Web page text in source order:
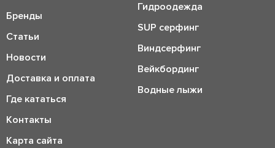
Бренды
Статьи
Новости
Доставка и оплата
Где кататься
Контакты
Карта сайта
Гидроодежда
SUP серфинг
Виндсерфинг
Вейкбординг
Водные лыжи